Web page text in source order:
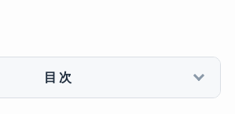
目次